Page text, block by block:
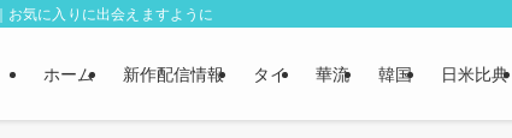
お気に入りに出会えますように
ホーム 新作配信情報 タイ 華流 韓国 日米比典